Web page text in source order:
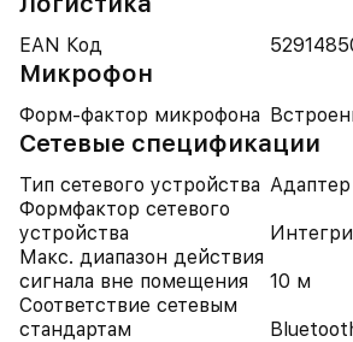
EAN Код
Микрофон
Форм-фактор микрофона
Cетевые спецификации
Тип сетевого устройства
Формфактор сетевого
устройства
Макс. диапазон действия
сигнала вне помещения
10 м
Соответствие сетевым
стандартам